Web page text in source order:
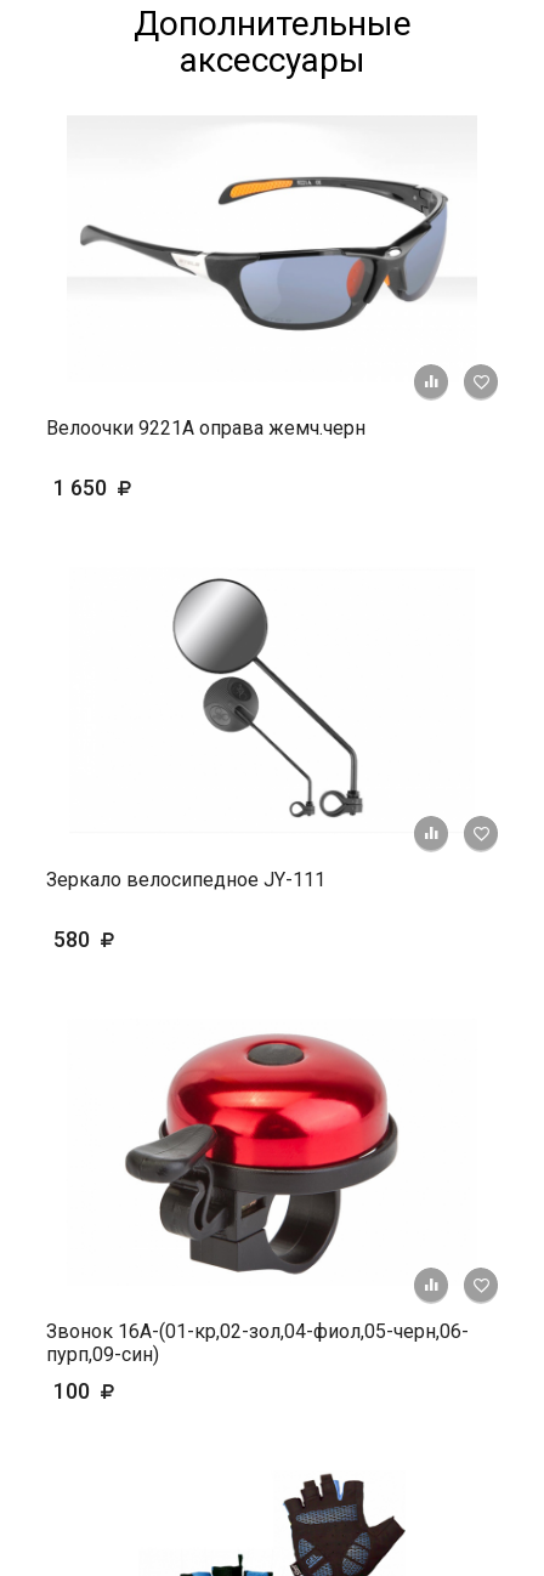
Дополнительные
аксессуары
+ К
Велоочки 9221А оправа жемч.черн
1 650
+ К
Зеркало велосипедное JY-111
580
+ К
Звонок 16А-(01-кр,02-зол,04-фиол,05-черн,06-
пурп,09-син)
100